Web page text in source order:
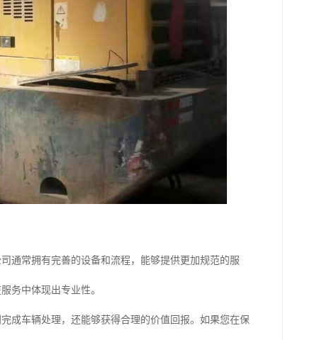
通常拥有完善的设备和流程，能够提供更加规范的服
务中体现出专业性。
成车辆处理，还能够获得合理的价值回报。如果您在保